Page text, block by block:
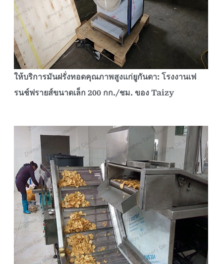
ให้บริการมันฝรั่งทอดคุณภาพสูงแก่ยูกันดา: โรงงานเฟ
รนช์ฟรายส์ขนาดเล็ก 200 กก./ชม. ของ Taizy